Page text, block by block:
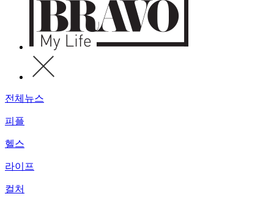
전체뉴스
피플
헬스
라이프
컬처